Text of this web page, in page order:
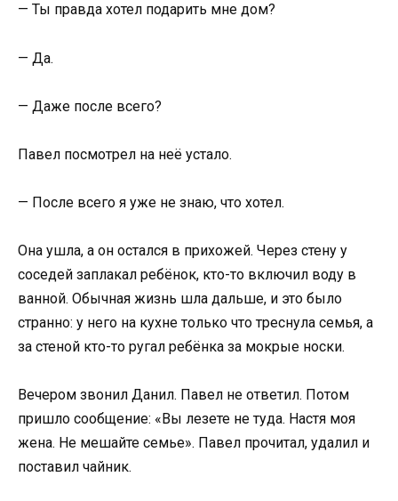
— Ты правда хотел подарить мне дом?
— Да.
— Даже после всего?
Павел посмотрел на неё устало.
— После всего я уже не знаю, что хотел.
Она ушла, а он остался в прихожей. Через стену у
соседей заплакал ребёнок, кто-то включил воду в
ванной. Обычная жизнь шла дальше, и это было
странно: у него на кухне только что треснула семья, а
за стеной кто-то ругал ребёнка за мокрые носки.
Вечером звонил Данил. Павел не ответил. Потом
пришло сообщение: «Вы лезете не туда. Настя моя
жена. Не мешайте семье». Павел прочитал, удалил и
поставил чайник.